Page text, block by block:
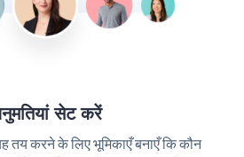
सेट करें
तय करने के लिए भूमिकाएँ बनाएँ कि कौन